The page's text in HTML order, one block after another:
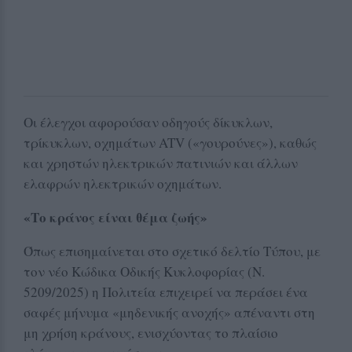
Οι έλεγχοι αφορούσαν οδηγούς δίκυκλων,
τρίκυκλων, οχημάτων ATV («γουρούνες»), καθώς
και χρηστών ηλεκτρικών πατινιών και άλλων
ελαφρών ηλεκτρικών οχημάτων.
«Το κράνος είναι θέμα ζωής»
Όπως επισημαίνεται στο σχετικό δελτίο Τύπου, με
τον νέο Κώδικα Οδικής Κυκλοφορίας (Ν.
5209/2025) η Πολιτεία επιχειρεί να περάσει ένα
σαφές μήνυμα «μηδενικής ανοχής» απέναντι στη
μη χρήση κράνους, ενισχύοντας το πλαίσιο